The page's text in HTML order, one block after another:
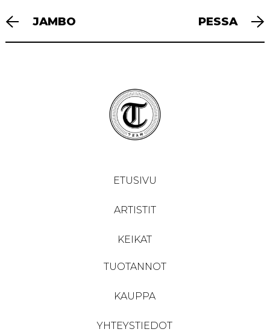
ARTIKKELIEN
SELAUS
JAMBO PESSA
ETUSIVU
ARTISTIT
KEIKAT
TUOTANNOT
KAUPPA
YHTEYSTIEDOT